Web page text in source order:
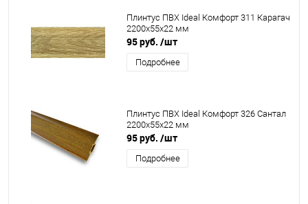
Плинтус ПВХ Ideal Комфорт 311 Карагач
2200x55x22 мм
95 руб. /шт
Подробнее
Плинтус ПВХ Ideal Комфорт 326 Сантал
2200x55x22 мм
95 руб. /шт
Подробнее